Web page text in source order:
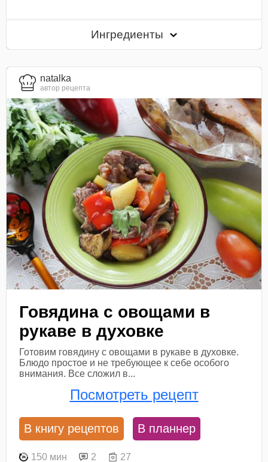
Ингредиенты
natalka
автор рецепта
Говядина с овощами в
рукаве в духовке
Готовим говядину с овощами в рукаве в духовке.
Блюдо простое и не требующее к себе особого
внимания. Все сложил в...
Посмотреть рецепт
В книгу рецептов В планнер
150 мин 2 27